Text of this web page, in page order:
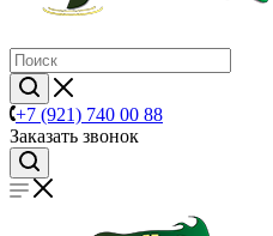
+7 (921) 740 00 88
Заказать звонок